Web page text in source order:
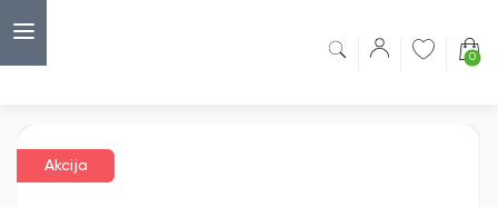
0
Akcija